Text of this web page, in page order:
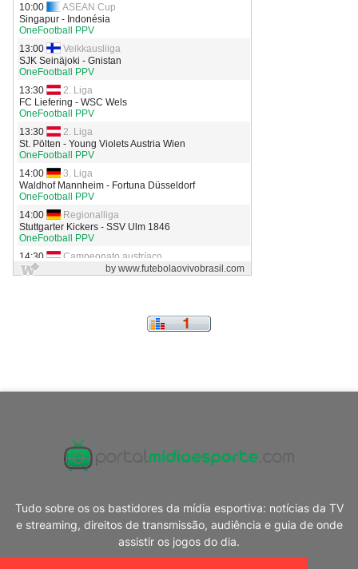
Tudo sobre os os bastidores da mídia esportiva: notícias da TV
e streaming, direitos de transmissão, audiência e guia de onde
assistir os jogos do dia.